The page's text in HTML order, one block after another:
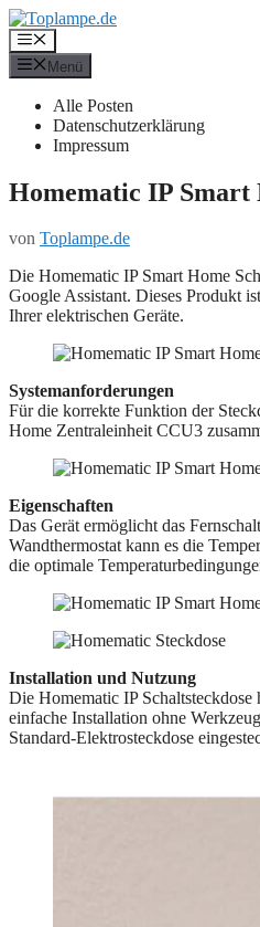
Zum
Inhalt
springen
Menü
Menü
Alle Posten
Datenschutzerklärung
Impressum
Homematic IP Smart
von Toplampe.de
Die Homematic IP Smart Home
Google Assistant. Dieses Produkt
Ihrer elektrischen Geräte.
Systemanforderungen
Für die korrekte Funktion der
Home Zentraleinheit CCU3
Eigenschaften
Das Gerät ermöglicht das
Wandthermostat kann es die
die optimale
Installation und Nutzung
Die Homematic IP
einfache Installation ohne
Standard-Elektrosteckdose